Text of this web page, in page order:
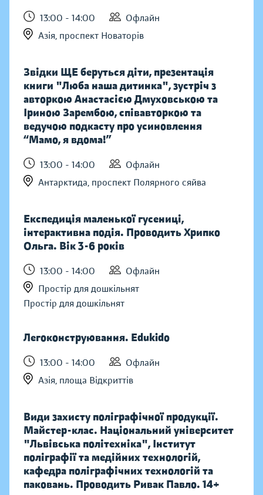
13:00 - 14:00
Офлайн
Азія, проспект Новаторів
Звідки ЩЕ беруться діти, презентація
книги "Люба наша дитинка", зустріч з
авторкою Анастасією Дмуховською та
Іриною Зарембою, співавторкою та
ведучою подкасту про усиновлення
“Мамо, я вдома!”
13:00 - 14:00
Офлайн
Антарктида, проспект Полярного сяйва
Експедиція маленької гусениці,
інтерактивна подія. Проводить Хрипко
Ольга. Вік 3-6 років
13:00 - 14:00
Офлайн
Простір для дошкільнят
Простір для дошкільнят
Легоконструювання. Edukido
13:00 - 14:00
Офлайн
Азія, площа Відкриттів
Види захисту поліграфічної продукції.
Майстер-клас. Національний університет
"Львівська політехніка", Інститут
поліграфії та медійних технологій,
кафедра поліграфічних технологій та
паковань. Проводить Ривак Павло. 14+